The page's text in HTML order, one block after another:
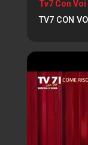
Tv7 Con
TV7 CON